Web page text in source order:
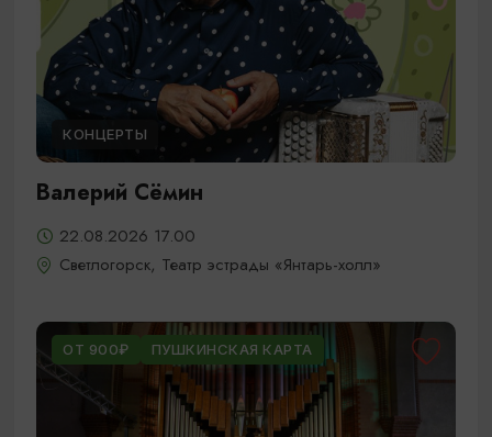
КОНЦЕРТЫ
Валерий Сёмин
22.08.2026 17.00
Светлогорск, Театр эстрады «Янтарь-холл»
ОТ 900₽ ПУШКИНСКАЯ КАРТА